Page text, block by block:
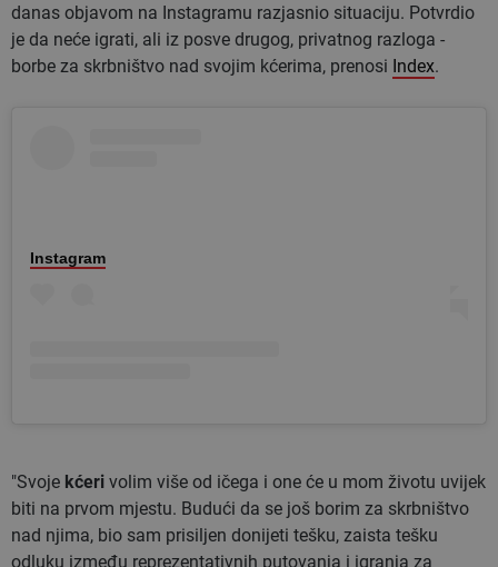
danas objavom na Instagramu razjasnio situaciju. Potvrdio
je da neće igrati, ali iz posve drugog, privatnog razloga -
borbe za skrbništvo nad svojim kćerima, prenosi Index.
Instagram
"Svoje kćeri volim više od ičega i one će u mom životu uvijek
biti na prvom mjestu. Budući da se još borim za skrbništvo
nad njima, bio sam prisiljen donijeti tešku, zaista tešku
odluku između reprezentativnih putovanja i igranja za